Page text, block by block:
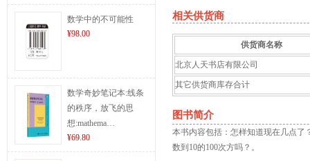
数学中的不可能性
¥98.00
数学奇妙笔记本:线条
的秩序，放飞的思
想:mathema…
¥69.80
相关供货商
供货商名称
北京人天书店有限公司
其它供货商库存合计
图书简介
本书内容包括：怎样知道现在几点了
数到10的100次方吗？。